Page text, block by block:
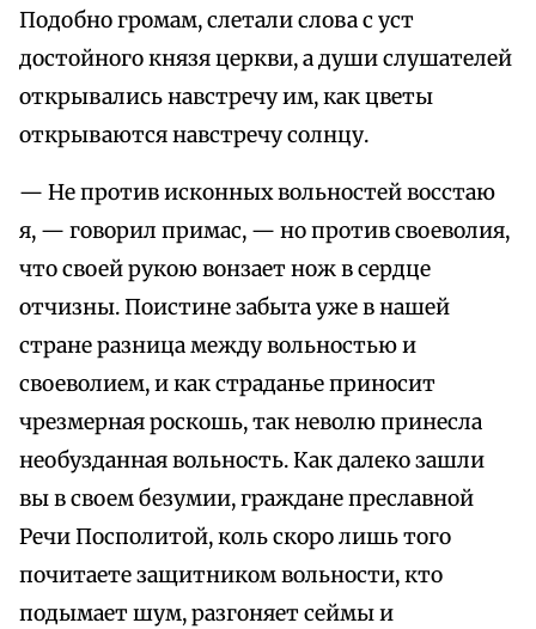
Подобно громам, слетали слова с уст
достойного князя церкви, а души слушателей
открывались навстречу им, как цветы
открываются навстречу солнцу.
— Не против исконных вольностей восстаю
я, — говорил примас, — но против своеволия,
что своей рукою вонзает нож в сердце
отчизны. Поистине забыта уже в нашей
стране разница между вольностью и
своеволием, и как страданье приносит
чрезмерная роскошь, так неволю принесла
необузданная вольность. Как далеко зашли
вы в своем безумии, граждане преславной
Речи Посполитой, коль скоро лишь того
почитаете защитником вольности, кто
подымает шум, разгоняет сеймы и